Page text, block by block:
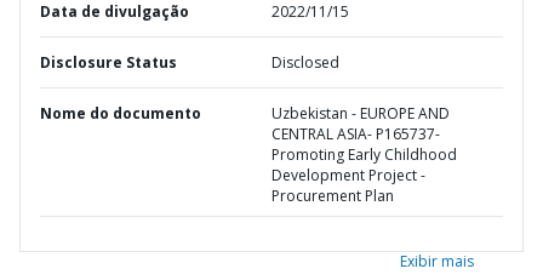
Data de divulgação 2022/11/15
Disclosure Status Disclosed
Nome do documento
Uzbekistan - EUROPE AND
CENTRAL ASIA- P165737-
Promoting Early Childhood
Development Project -
Procurement Plan
Exibir mais